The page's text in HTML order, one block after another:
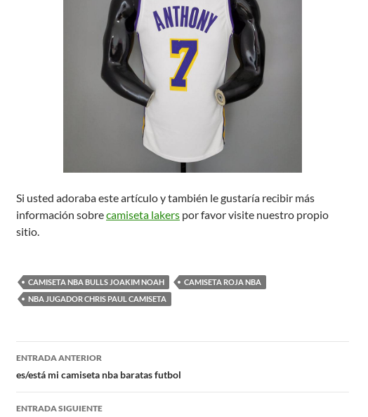
Si usted adoraba este artículo y también le gustaría recibir más
información sobrecamiseta lakers por favor visite nuestro propio
sitio.
CAMISETA NBA BULLS JOAKIM NOAH
CAMISETA ROJA NBA
NBA JUGADOR CHRIS PAUL CAMISETA
Navegación
de
entradas
ENTRADA ANTERIOR
es/está mi camiseta nba baratas futbol
ENTRADA SIGUIENTE